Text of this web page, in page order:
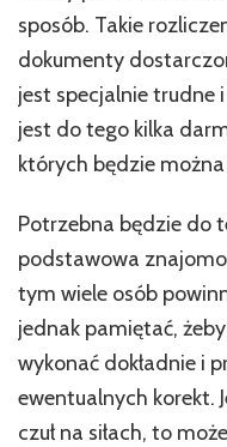
sposób. Takie
dokumenty
jest specjalnie trudne
jest do tego kilka
których będzie
Potrzebna będzie do
podstawowa
tym wiele osób
jednak pamiętać,
wykonać dokładnie i
ewentualnych korekt.
czuł na siłach, to